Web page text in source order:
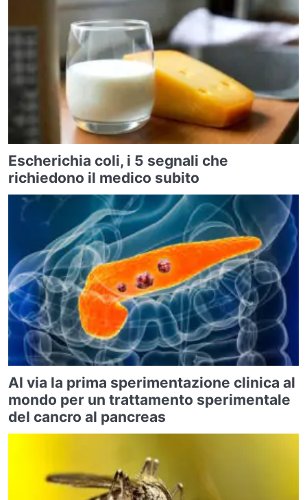
Escherichia coli, i 5 segnali che
richiedono il medico subito
Al via la prima sperimentazione clinica al
mondo per un trattamento sperimentale
del cancro al pancreas